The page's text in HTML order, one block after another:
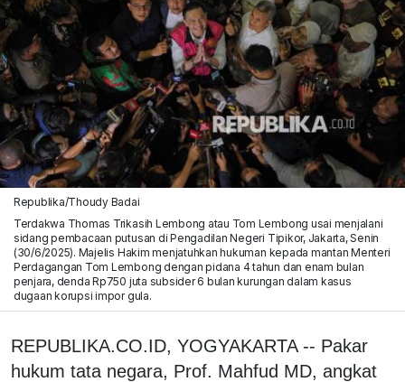
Republika/Thoudy Badai
Terdakwa Thomas Trikasih Lembong atau Tom Lembong usai menjalani
sidang pembacaan putusan di Pengadilan Negeri Tipikor, Jakarta, Senin
(30/6/2025). Majelis Hakim menjatuhkan hukuman kepada mantan Menteri
Perdagangan Tom Lembong dengan pidana 4 tahun dan enam bulan
penjara, denda Rp750 juta subsider 6 bulan kurungan dalam kasus
dugaan korupsi impor gula.
REPUBLIKA.CO.ID, YOGYAKARTA -- Pakar
hukum tata negara, Prof. Mahfud MD, angkat